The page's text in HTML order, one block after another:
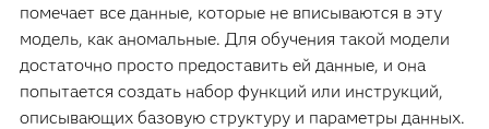
помечает все данные, которые не вписываются в эту
модель, как аномальные. Для обучения такой модели
достаточно просто предоставить ей данные, и она
попытается создать набор функций или инструкций,
описывающих базовую структуру и параметры данных.